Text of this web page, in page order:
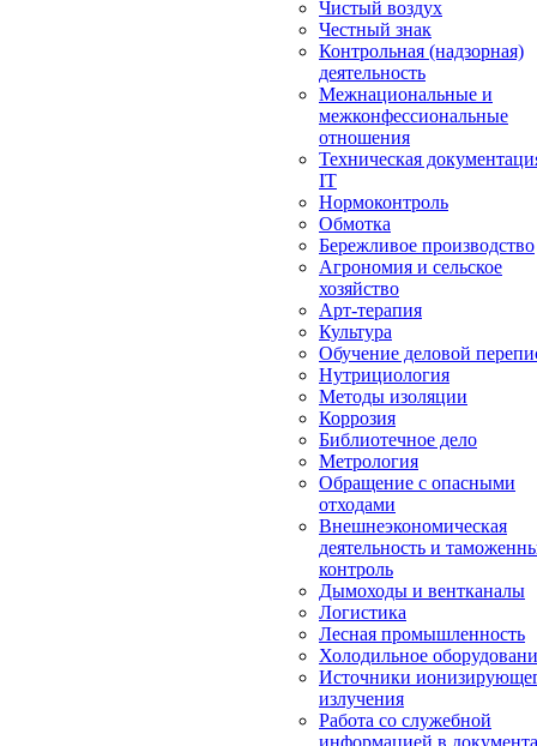
Чистый воздух
Честный знак
Контрольная (надзорная)
деятельность
Межнациональные и
межконфессиональные
отношения
Техническая
IT
Нормоконтроль
Обмотка
Бережливое производство
Агрономия и сельское
хозяйство
Арт-терапия
Культура
Обучение деловой
Нутрициология
Методы изоляции
Коррозия
Библиотечное дело
Метрология
Обращение с опасными
отходами
Внешнеэкономическая
деятельность и
контроль
Дымоходы и вентканалы
Логистика
Лесная промышленность
Холодильное
Источники
излучения
Работа со служебной
информацией в